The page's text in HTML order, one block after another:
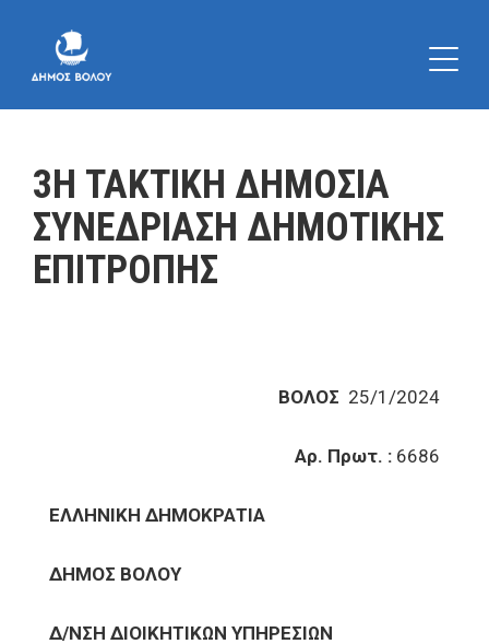
3Η ΤΑΚΤΙΚΗ ΔΗΜΟΣΙΑ
ΣΥΝΕΔΡΙΑΣΗ ΔΗΜΟΤΙΚΗΣ
ΕΠΙΤΡΟΠΗΣ
ΒΟΛΟΣ 25/1/2024
Αρ. Πρωτ. : 6686
ΕΛΛΗΝΙΚΗ ΔΗΜΟΚΡΑΤΙΑ
ΔΗΜΟΣ ΒΟΛΟΥ
Δ/ΝΣΗ ΔΙΟΙΚΗΤΙΚΩΝ ΥΠΗΡΕΣΙΩΝ